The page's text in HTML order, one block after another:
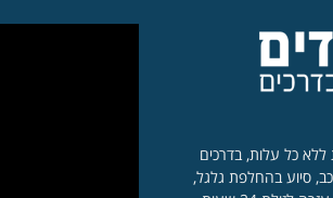
כל עלות, בדרכים
סיוע בהחלפת גלגל,